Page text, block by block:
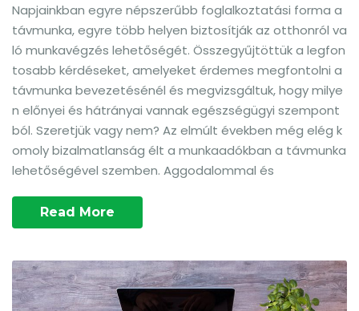
Napjainkban egyre népszerűbb foglalkoztatási forma a
távmunka, egyre több helyen biztosítják az otthonról va
ló munkavégzés lehetőségét. Összegyűjtöttük a legfon
tosabb kérdéseket, amelyeket érdemes megfontolni a
távmunka bevezetésénél és megvizsgáltuk, hogy milye
n előnyei és hátrányai vannak egészségügyi szempont
ból. Szeretjük vagy nem? Az elmúlt években még elég k
omoly bizalmatlanság élt a munkaadókban a távmunka
lehetőségével szemben. Aggodalommal és
Read More